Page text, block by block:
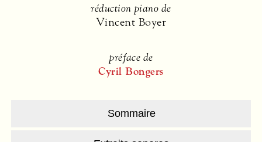
réduction piano de
Vincent Boyer
préface de
Cyril Bongers
Sommaire